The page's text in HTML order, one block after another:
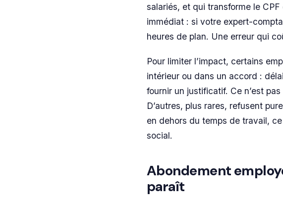
salariés, et qui transforme le
immédiat : si votre expert-
heures de plan. Une erreur qui
Pour limiter l’impact, certains
intérieur ou dans un accord :
fournir un justificatif. Ce n’est
D’autres, plus rares, refusent
en dehors du temps de travail,
social.
Abondement
paraît